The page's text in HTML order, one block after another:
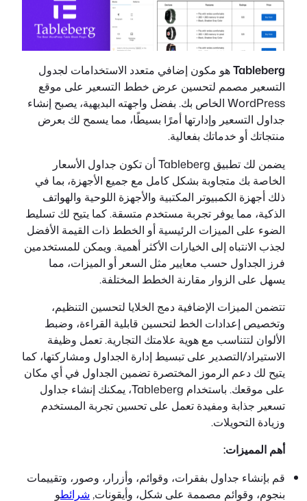
Tablebergهو مكون إضافي متعدد الاستخدامات لجدول
التسعير مصمم لتحسين عرض خطط التسعير على موقع
WordPress الخاص بك. بفضل واجهته البديهية، يصبح إنشاء
جداول التسعير وإدارتها أمرًا بسيطًا، مما يسمح لك بعرض
منتجاتك أو خدماتك بفعالية.
يضمن لك تطبيق Tableberg أن تكون جداول الأسعار
الخاصة بك متجاوبة بشكل كامل مع جميع الأجهزة، بما في
ذلك أجهزة الكمبيوتر المكتبية والأجهزة اللوحية والهواتف
الذكية، مما يوفر تجربة مستخدم متسقة. كما يتيح لك تسليط
الضوء على الميزات الرئيسية أو الخطط ذات القيمة الأفضل
لجذب الانتباه إلى الخيارات الأكثر أهمية. ويمكن للمستخدمين
فرز الجداول حسب معايير مثل السعر أو الميزات، مما
يسهل على الزوار مقارنة الخطط المختلفة.
تتضمن الميزات الإضافية دمج الخلايا لتحسين التنظيم،
وتخصيص إعدادات الخط لتحسين قابلية القراءة، وضبط
الألوان لتتناسب مع هوية علامتك التجارية. تعمل وظيفة
الاستيراد/التصدير على تبسيط إدارة الجداول ومشاركتها، كما
يتيح لك دعم الرموز المختصرة تضمين الجداول في أي مكان
على موقعك. باستخدام Tableberg، يمكنك إنشاء جداول
تسعير جذابة ومفيدة تعمل على تحسين تجربة المستخدم
وزيادة التحويلات.
أهم المميزات:
قم بإنشاء جداول بفقرات، وقوائم، وأزرار، وصور، وتقييمات
بنجوم، وقوائم مصممة على شكل، وأيقونات, شرائطو